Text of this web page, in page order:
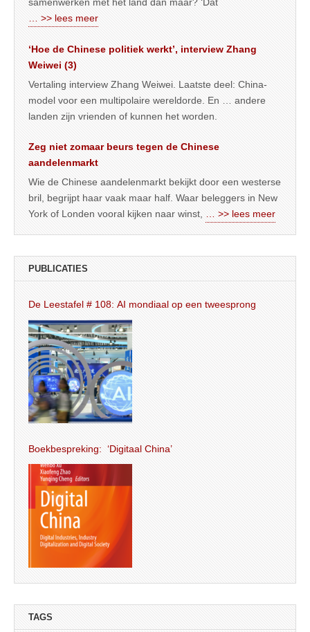
samenwerken met het land dan maar? ‘Dat
… >> lees meer
‘Hoe de Chinese politiek werkt’, interview Zhang
Weiwei (3)
Vertaling interview Zhang Weiwei. Laatste deel: China-
model voor een multipolaire wereldorde. En … andere
landen zijn vrienden of kunnen het worden.
Zeg niet zomaar beurs tegen de Chinese
aandelenmarkt
Wie de Chinese aandelenmarkt bekijkt door een westerse
bril, begrijpt haar vaak maar half. Waar beleggers in New
York of Londen vooral kijken naar winst, … >> lees meer
PUBLICATIES
De Leestafel # 108: AI mondiaal op een tweesprong
Boekbespreking: ‘Digitaal China’
TAGS